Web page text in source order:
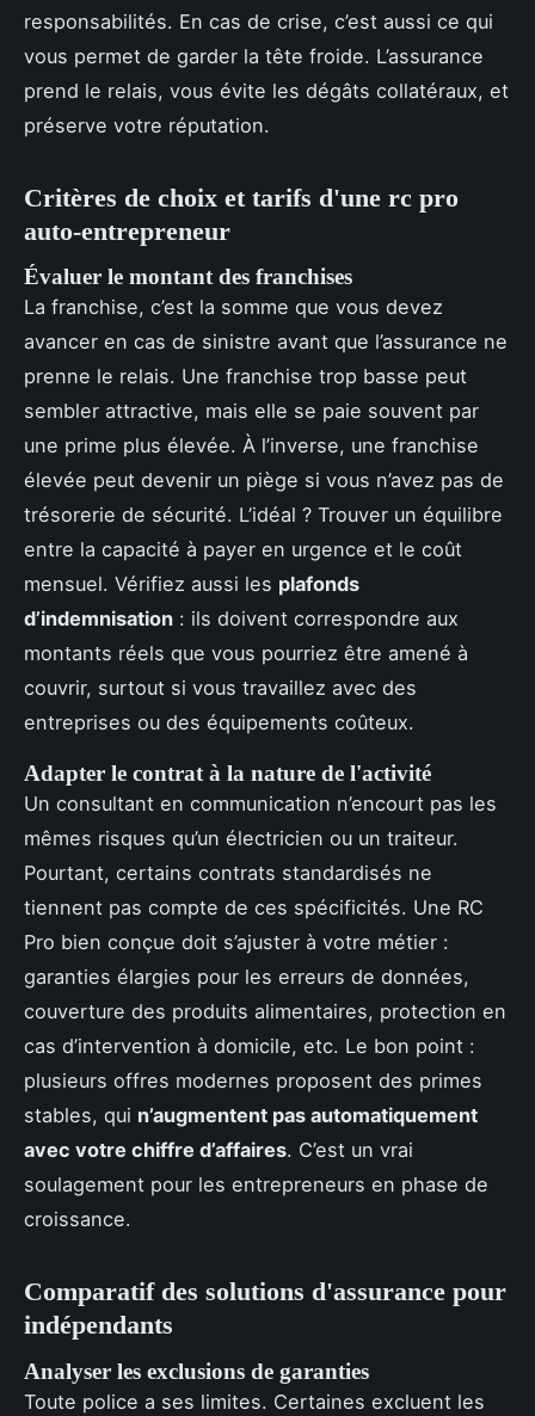
responsabilités. En cas de crise, c’est aussi ce qui
vous permet de garder la tête froide. L’assurance
prend le relais, vous évite les dégâts collatéraux, et
préserve votre réputation.
Critères de choix et tarifs d'une rc pro
auto-entrepreneur
Évaluer le montant des franchises
La franchise, c’est la somme que vous devez
avancer en cas de sinistre avant que l’assurance ne
prenne le relais. Une franchise trop basse peut
sembler attractive, mais elle se paie souvent par
une prime plus élevée. À l’inverse, une franchise
élevée peut devenir un piège si vous n’avez pas de
trésorerie de sécurité. L’idéal ? Trouver un équilibre
entre la capacité à payer en urgence et le coût
mensuel. Vérifiez aussi les plafonds
d’indemnisation : ils doivent correspondre aux
montants réels que vous pourriez être amené à
couvrir, surtout si vous travaillez avec des
entreprises ou des équipements coûteux.
Adapter le contrat à la nature de l'activité
Un consultant en communication n’encourt pas les
mêmes risques qu’un électricien ou un traiteur.
Pourtant, certains contrats standardisés ne
tiennent pas compte de ces spécificités. Une RC
Pro bien conçue doit s’ajuster à votre métier :
garanties élargies pour les erreurs de données,
couverture des produits alimentaires, protection en
cas d’intervention à domicile, etc. Le bon point :
plusieurs offres modernes proposent des primes
stables, qui n’augmentent pas automatiquement
avec votre chiffre d’affaires. C’est un vrai
soulagement pour les entrepreneurs en phase de
croissance.
Comparatif des solutions d'assurance pour
indépendants
Analyser les exclusions de garanties
Toute police a ses limites. Certaines excluent les